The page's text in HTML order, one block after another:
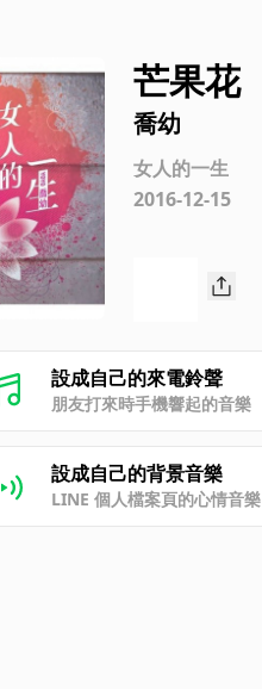
芒果花
喬幼
女人的一生
2016-12-15
設成自己的來電鈴聲
朋友打來時手機響起的音樂
設成自己的背景音樂
LINE 個人檔案頁的心情音樂